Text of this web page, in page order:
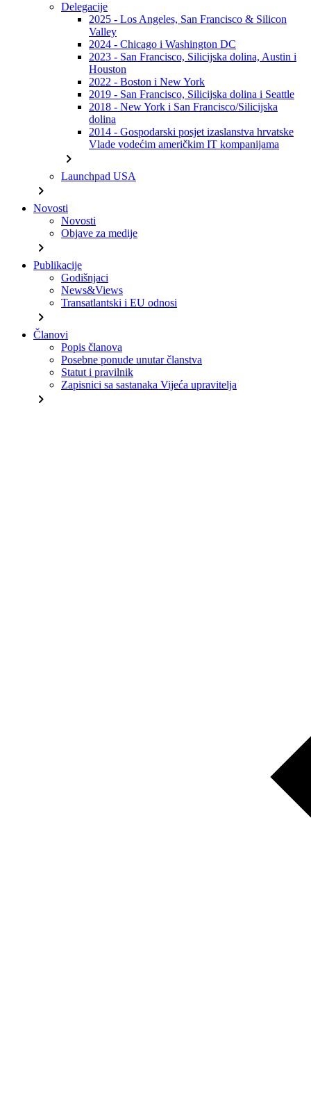
Delegacije
2025 - Los Angeles, San Francisco & Silicon
Valley
2024 - Chicago i Washington DC
2023 - San Francisco, Silicijska dolina, Austin i
Houston
2022 - Boston i New York
2019 - San Francisco, Silicijska dolina i Seattle
2018 - New York i San Francisco/Silicijska
dolina
2014 - Gospodarski posjet izaslanstva hrvatske
Vlade vodećim američkim IT kompanijama
chevron_right
Launchpad USA
chevron_right
Novosti
Novosti
Objave za medije
chevron_right
Publikacije
Godišnjaci
News&Views
Transatlantski i EU odnosi
chevron_right
Članovi
Popis članova
Posebne ponude unutar članstva
Statut i pravilnik
Zapisnici sa sastanaka Vijeća upravitelja
chevron_right